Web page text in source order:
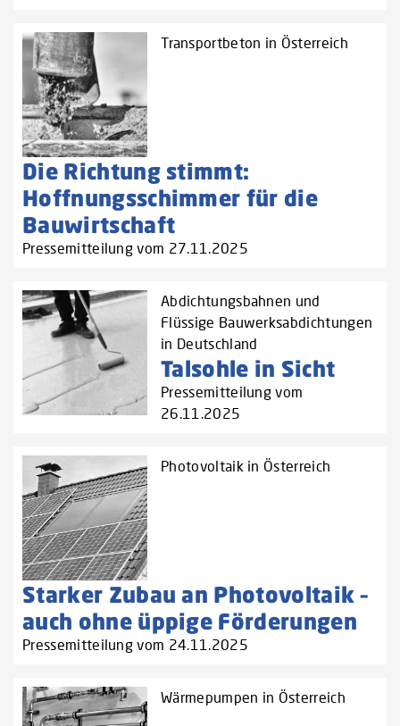
Transportbeton in Österreich
Die Richtung stimmt:
Hoffnungsschimmer für die
Bauwirtschaft
Pressemitteilung vom 27.11.2025
Abdichtungsbahnen und
Flüssige Bauwerksabdichtungen
in Deutschland
Talsohle in Sicht
Pressemitteilung vom
26.11.2025
Photovoltaik in Österreich
Starker Zubau an Photovoltaik –
auch ohne üppige Förderungen
Pressemitteilung vom 24.11.2025
Wärmepumpen in Österreich